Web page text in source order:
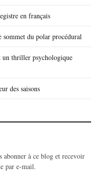
en français
du polar procédural
un thriller psychologique
des saisons
abonner à ce blog et recevoir
par e-mail.